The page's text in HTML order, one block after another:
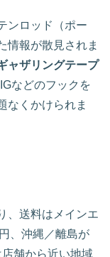
ンロッド（ポー
情報が散見されま
ャザリングテープ
などのフックを
なくかけられま
、送料はメインエ
、沖縄／離島が
舗から近い地域